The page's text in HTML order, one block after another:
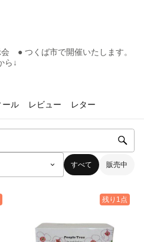
● つくば市で開催いたします。
↓
ール レビュー レター
すべて 販売中
残り1点